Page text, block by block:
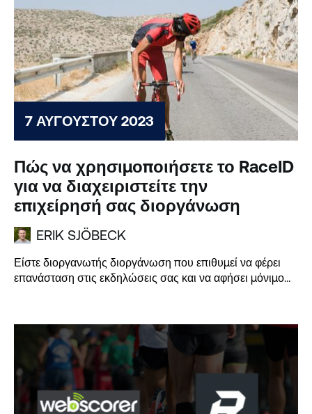
7 ΑΥΓΟΎΣΤΟΥ 2023
Πώς να χρησιμοποιήσετε το RaceID
για να διαχειριστείτε την
επιχείρησή σας διοργάνωση
ERIK SJÖBECK
Είστε διοργανωτής διοργάνωση που επιθυμεί να φέρει
επανάσταση στις εκδηλώσεις σας και να αφήσει μόνιμο